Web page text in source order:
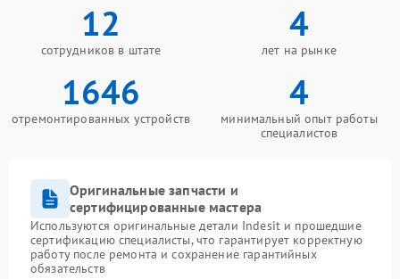
12
сотрудников в штате
4
лет на рынке
1646
отремонтированных устройств
4
минимальный опыт работы
специалистов
Оригинальные запчасти и
сертифицированные мастера
Используются оригинальные детали Indesit и прошедшие
сертификацию специалисты, что гарантирует корректную
работу после ремонта и сохранение гарантийных
обязательств